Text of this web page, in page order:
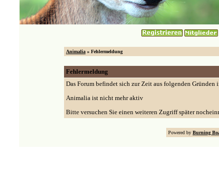
Animalia » Fehlermeldung
Fehlermeldung
Das Forum befindet sich zur Zeit aus folgenden Gründen
Animalia ist nicht mehr aktiv
Bitte versuchen Sie einen weiteren Zugriff später
Powered by Burning